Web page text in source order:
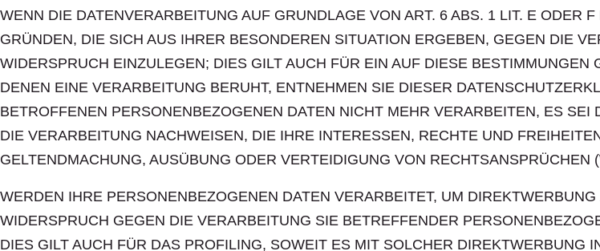
WENN DIE DATENVERARBEITUNG AUF GRUNDLAGE VON ART. 6 ABS. 1 LIT. E ODER
GRÜNDEN, DIE SICH AUS IHRER BESONDEREN SITUATION ERGEBEN, GEGEN DIE
WIDERSPRUCH EINZULEGEN; DIES GILT AUCH FÜR EIN AUF DIESE
DENEN EINE VERARBEITUNG BERUHT, ENTNEHMEN SIE DIESER
BETROFFENEN PERSONENBEZOGENEN DATEN NICHT MEHR VERARBEITEN, ES
DIE VERARBEITUNG NACHWEISEN, DIE IHRE INTERESSEN, RECHTE UND
GELTENDMACHUNG, AUSÜBUNG ODER VERTEIDIGUNG VON RECHTSANSPRÜCHEN
WERDEN IHRE PERSONENBEZOGENEN DATEN VERARBEITET, UM
WIDERSPRUCH GEGEN DIE VERARBEITUNG SIE BETREFFENDER
DIES GILT AUCH FÜR DAS PROFILING, SOWEIT ES MIT SOLCHER